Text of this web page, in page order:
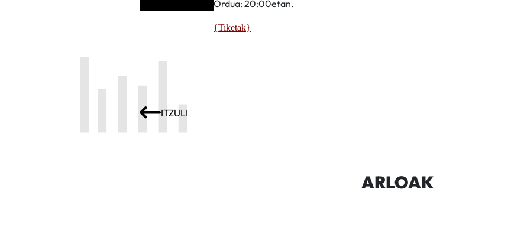
Ordua: 20:00etan.
{Tiketak}
ITZULI
ARLOAK